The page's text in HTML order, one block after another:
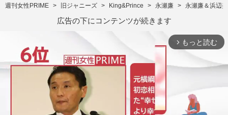
週刊女性PRIME 旧ジャニーズ King&Prince 永瀬廉 永瀬廉＆浜辺
広告の下にコンテンツが続きます
arrow_forward_ios もっと読む